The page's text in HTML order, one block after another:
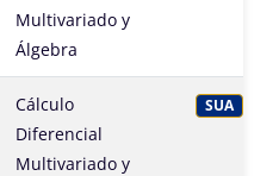
Multivariado y
Álgebra
Cálculo
Diferencial
Multivariado y
SUA